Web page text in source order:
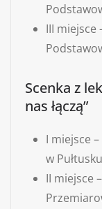
III miejsce
Scenka z
nas łączą”
I miejsce
w Pułtusku
II miejsce